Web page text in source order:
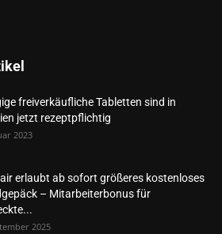
freiverkäufliche Tabletten sind in
jetzt rezeptpflichtig
2023
erlaubt ab sofort größeres kostenloses
– Mitarbeiterbonus für
2025